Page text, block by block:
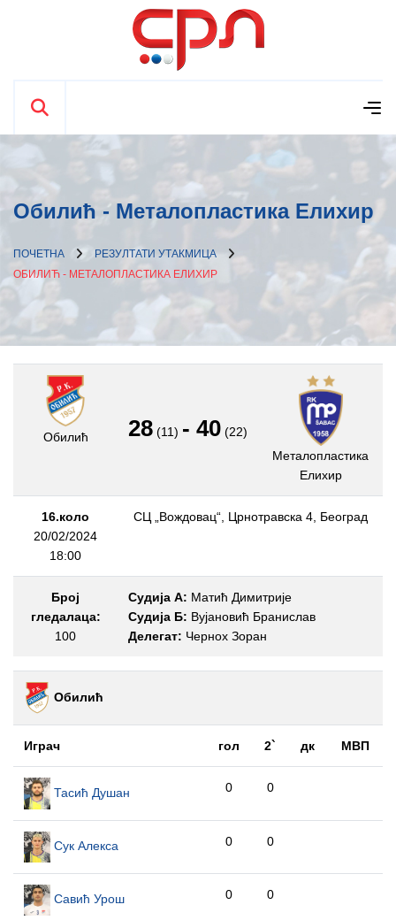
Обилић - Металопластика Елиxир
ПОЧЕТНА
РЕЗУЛТАТИ УТАКМИЦА
ОБИЛИЋ - МЕТАЛОПЛАСТИКА ЕЛИXИР
Обилић 28 (11) - 40 (22)
Металопластика
Елиxир
16.коло
20/02/2024
18:00
СЦ „Вождовац“, Црнотравска 4, Београд
Број
гледалаца:
100
Судија А: Матић Димитрије
Судија Б: Вујановић Бранислав
Делегат: Чернох Зоран
Обилић
Играч гол 2` дк МВП
Тасић Душан 0 0
Сук Алекса 0 0
Савић Урош 0 0